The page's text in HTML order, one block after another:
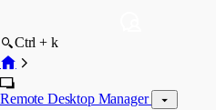
Ctrl + k
Remote Desktop Manager